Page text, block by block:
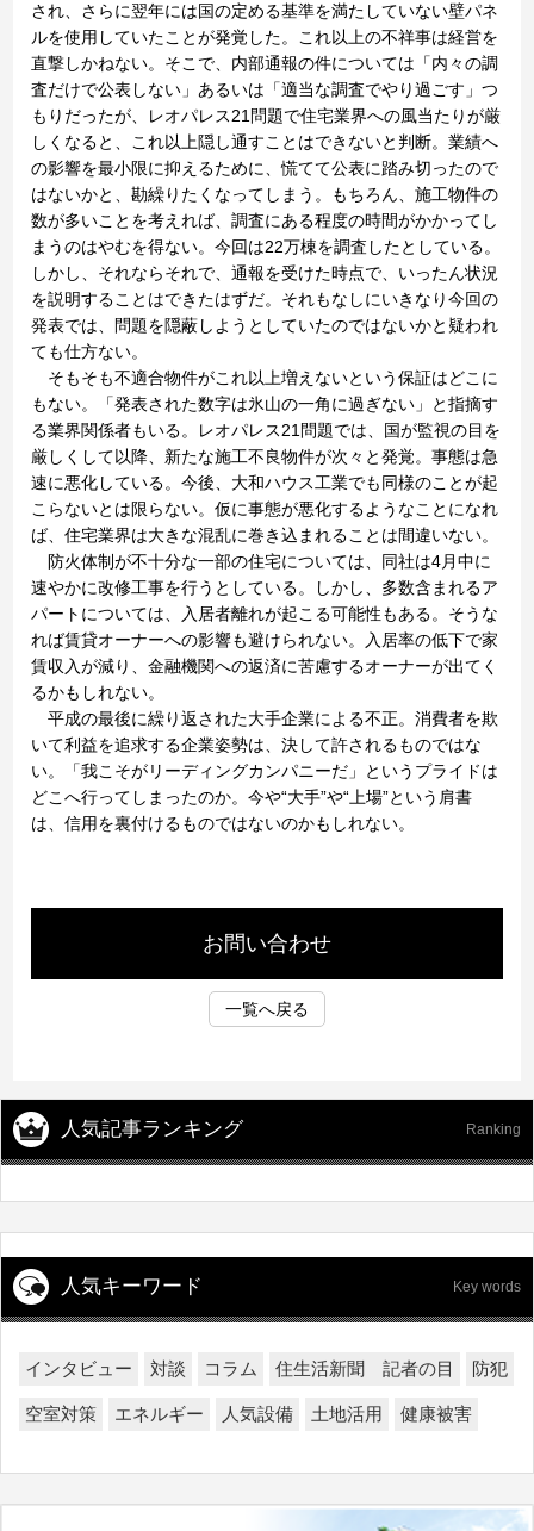
され、さらに翌年には国の定める基準を満たしていない壁パネ
ルを使用していたことが発覚した。これ以上の不祥事は経営を
直撃しかねない。そこで、内部通報の件については「内々の調
査だけで公表しない」あるいは「適当な調査でやり過ごす」つ
もりだったが、レオパレス21問題で住宅業界への風当たりが厳
しくなると、これ以上隠し通すことはできないと判断。業績へ
の影響を最小限に抑えるために、慌てて公表に踏み切ったので
はないかと、勘繰りたくなってしまう。もちろん、施工物件の
数が多いことを考えれば、調査にある程度の時間がかかってし
まうのはやむを得ない。今回は22万棟を調査したとしている。
しかし、それならそれで、通報を受けた時点で、いったん状況
を説明することはできたはずだ。それもなしにいきなり今回の
発表では、問題を隠蔽しようとしていたのではないかと疑われ
ても仕方ない。
そもそも不適合物件がこれ以上増えないという保証はどこに
もない。「発表された数字は氷山の一角に過ぎない」と指摘す
る業界関係者もいる。レオパレス21問題では、国が監視の目を
厳しくして以降、新たな施工不良物件が次々と発覚。事態は急
速に悪化している。今後、大和ハウス工業でも同様のことが起
こらないとは限らない。仮に事態が悪化するようなことになれ
ば、住宅業界は大きな混乱に巻き込まれることは間違いない。
防火体制が不十分な一部の住宅については、同社は4月中に
速やかに改修工事を行うとしている。しかし、多数含まれるア
パートについては、入居者離れが起こる可能性もある。そうな
れば賃貸オーナーへの影響も避けられない。入居率の低下で家
賃収入が減り、金融機関への返済に苦慮するオーナーが出てく
るかもしれない。
平成の最後に繰り返された大手企業による不正。消費者を欺
いて利益を追求する企業姿勢は、決して許されるものではな
い。「我こそがリーディングカンパニーだ」というプライドは
どこへ行ってしまったのか。今や“大手”や“上場”という肩書
は、信用を裏付けるものではないのかもしれない。
お問い合わせ
一覧へ戻る
人気記事ランキング Ranking
人気キーワード Key words
インタビュー 対談 コラム 住生活新聞 記者の目 防犯
空室対策 エネルギー 人気設備 土地活用 健康被害